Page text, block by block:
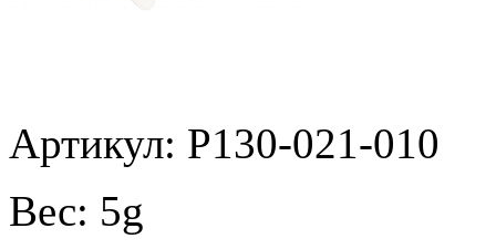
Артикул: P130-021-010
Вес: 5g